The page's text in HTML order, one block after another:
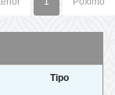
Tipo